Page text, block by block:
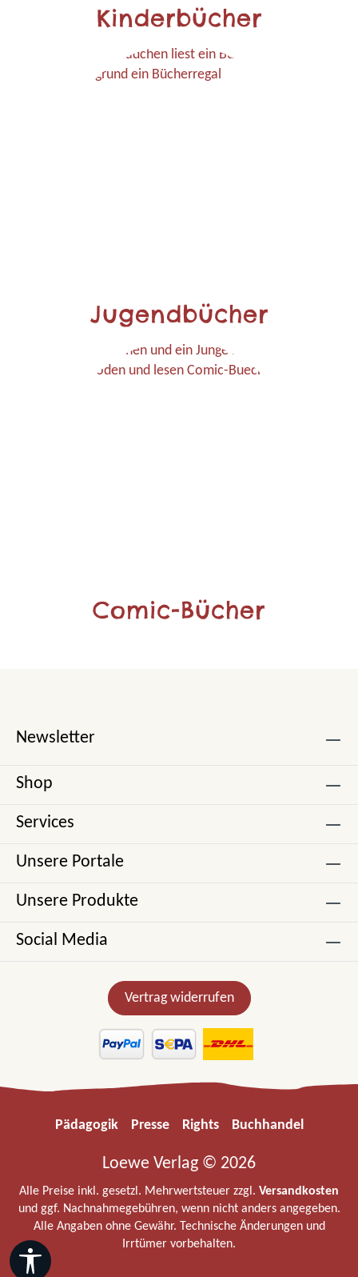
Kinderbücher
Jugendbücher
Comic-Bücher
Newsletter
Shop
Services
Unsere Portale
Unsere Produkte
Social Media
Vertrag widerrufen
Pädagogik Presse Rights Buchhandel
Loewe Verlag © 2026
Alle Preise inkl. gesetzl. Mehrwertsteuer zzgl. Versandkosten
und ggf. Nachnahmegebühren, wenn nicht anders angegeben.
Alle Angaben ohne Gewähr. Technische Änderungen und
Irrtümer vorbehalten.
Werkzeugleiste anzeigen